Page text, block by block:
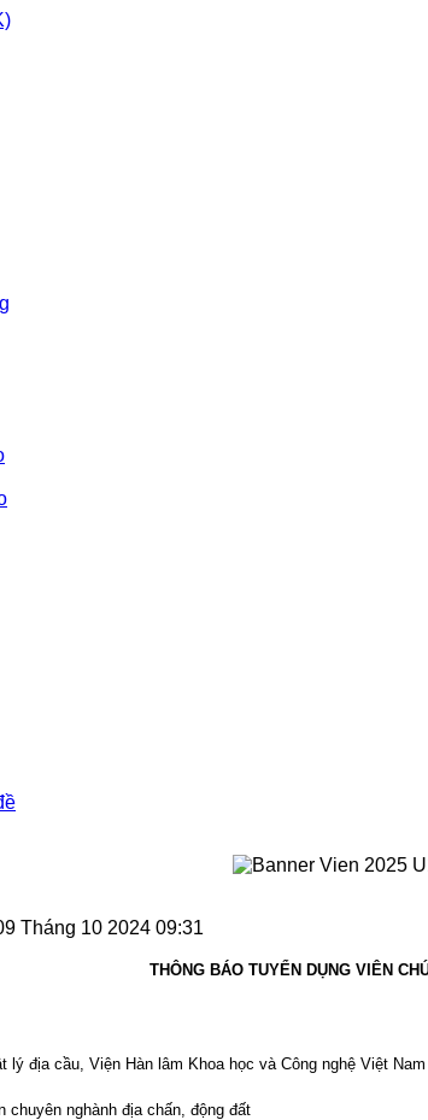
Tháng 10 2024 09:31
THÔNG BÁO TUYỂN DỤNG VIÊN
lý địa cầu, Viện Hàn lâm Khoa học và Công nghệ Việt
nghành địa chấn, động đất